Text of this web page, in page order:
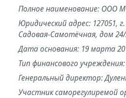
Полное наименование: ООО
Юридический адрес: 127051,
Садовая-Самотёчная, дом
Дата основания: 19 марта
Тип финансового
Генеральный директор:
Участник саморегулиремой